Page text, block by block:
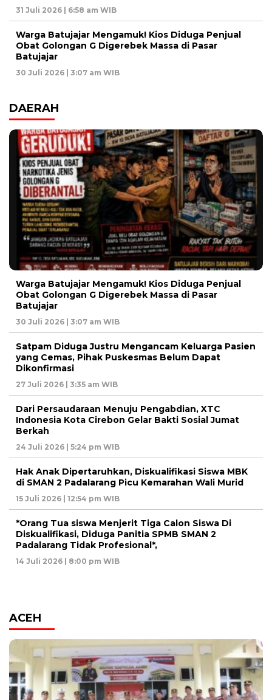
31 Juli 2026 | 6:58 am WIB
Warga Batujajar Mengamuk! Kios Diduga Penjual
Obat Golongan G Digerebek Massa di Pasar
Batujajar
30 Juli 2026 | 3:07 am WIB
DAERAH
Warga Batujajar Mengamuk! Kios Diduga Penjual
Obat Golongan G Digerebek Massa di Pasar
Batujajar
30 Juli 2026 | 3:07 am WIB
Satpam Diduga Justru Mengancam Keluarga Pasien
yang Cemas, Pihak Puskesmas Belum Dapat
Dikonfirmasi
27 Juli 2026 | 3:35 am WIB
Dari Persaudaraan Menuju Pengabdian, XTC
Indonesia Kota Cirebon Gelar Bakti Sosial Jumat
Berkah
24 Juli 2026 | 5:24 pm WIB
Hak Anak Dipertaruhkan, Diskualifikasi Siswa MBK
di SMAN 2 Padalarang Picu Kemarahan Wali Murid
15 Juli 2026 | 12:54 pm WIB
*Orang Tua siswa Menjerit Tiga Calon Siswa Di
Diskualifikasi, Diduga Panitia SPMB SMAN 2
Padalarang Tidak Profesional*,
14 Juli 2026 | 8:00 pm WIB
ACEH